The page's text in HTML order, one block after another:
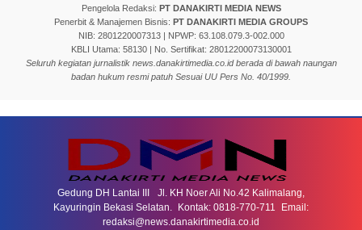
Pengelola Redaksi: PT DANAKIRTI MEDIA NEWS
Penerbit & Manajemen Bisnis: PT DANAKIRTI MEDIA GROUPS
NIB: 2801220007313 | NPWP: 63.108.079.3-002.000
KBLI Utama: 58130 | No. Sertifikat: 28012200073130001
Seluruh kegiatan jurnalistik news.danakirtimedia.co.id berada di bawah naungan
badan hukum resmi patuh Sesuai UU Pers No. 40/1999.
Gedung DH Lantai III Jl. KH Noer Ali No.42 Kalimalang,
Kayuringin Bekasi Selatan. Kontak: 0818-770-711 Email:
redaksi@news.danakirtimedia.co.id